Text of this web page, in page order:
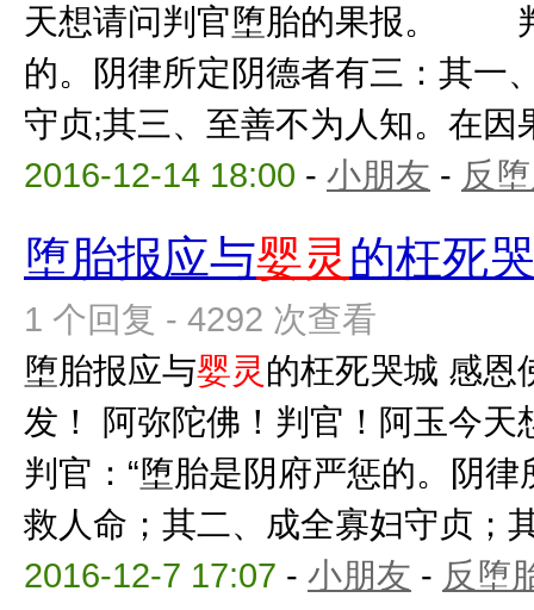
天想请问判官堕胎的果报。
的。阴律所定阴德者有三：其一
守贞;其三、至善不为人知。在因
2016-12-14 18:00 - 小朋友 - 反
堕胎报应与婴灵 的枉死
1 个回复 - 4292 次查看
堕胎报应与婴灵 的枉死哭城 感恩
发！ 阿弥陀佛！判官！阿玉今
判官：“堕胎是阴府严惩的。阴
救人命；其二、成全寡妇守贞；
2016-12-7 17:07 - 小朋友 - 反堕